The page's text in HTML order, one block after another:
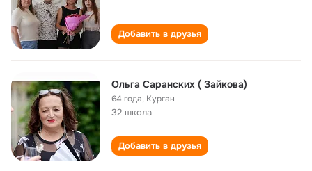
Добавить в друзья
Ольга Саранских ( Зайкова)
64 года, Курган
32 школа
Добавить в друзья